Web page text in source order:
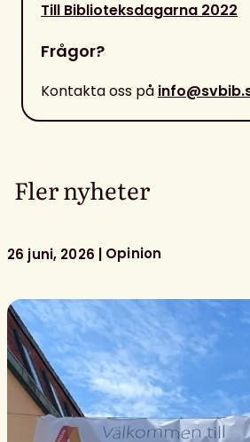
Till Biblioteksdagarna 2022
Frågor?
Kontakta oss på
Fler nyheter
26 juni, 2026 Opinion